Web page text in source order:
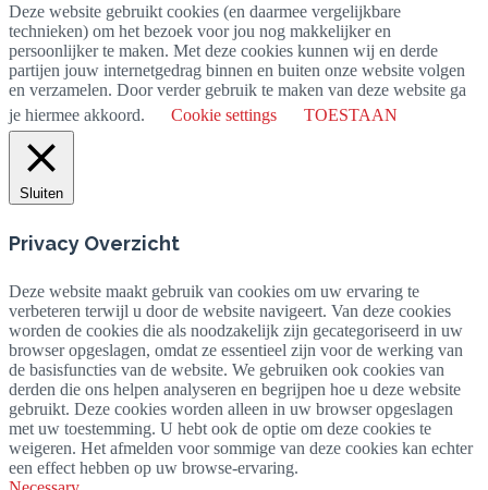
Deze website gebruikt cookies (en daarmee vergelijkbare
technieken) om het bezoek voor jou nog makkelijker en
persoonlijker te maken. Met deze cookies kunnen wij en derde
partijen jouw internetgedrag binnen en buiten onze website volgen
en verzamelen. Door verder gebruik te maken van deze website ga
je hiermee akkoord.
Cookie settings TOESTAAN
Sluiten
Privacy Overzicht
Deze website maakt gebruik van cookies om uw ervaring te
verbeteren terwijl u door de website navigeert. Van deze cookies
worden de cookies die als noodzakelijk zijn gecategoriseerd in uw
browser opgeslagen, omdat ze essentieel zijn voor de werking van
de basisfuncties van de website. We gebruiken ook cookies van
derden die ons helpen analyseren en begrijpen hoe u deze website
gebruikt. Deze cookies worden alleen in uw browser opgeslagen
met uw toestemming. U hebt ook de optie om deze cookies te
weigeren. Het afmelden voor sommige van deze cookies kan echter
een effect hebben op uw browse-ervaring.